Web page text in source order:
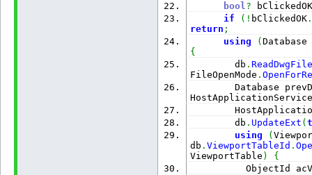
bool?
if
( ! bClickedOK
return ;
using
(
{
db .
FileOpenMode .
Database
db . UpdateExt (
using
(
db .ViewportTableId .
ViewportTable )
{
ObjectId